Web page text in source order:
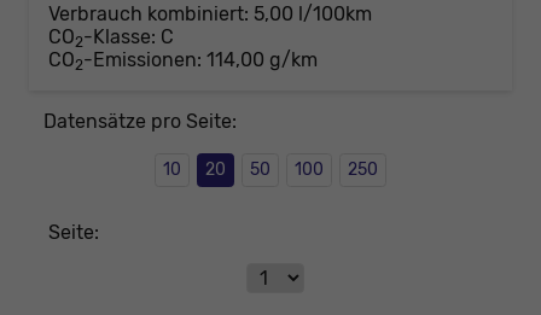
Verbrauch kombiniert: 5,00 l/100km
CO2-Klasse: C
CO2-Emissionen: 114,00 g/km
Datensätze pro Seite:
10 20 50 100 250
Seite: